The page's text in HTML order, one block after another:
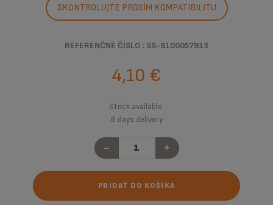
SKONTROLUJTE PROSÍM KOMPATIBILITU
REFERENČNÉ ČÍSLO : SS-9100057913
4,10 €
Stock available.
6 days delivery
- +
PRIDAŤ DO KOŠÍKA